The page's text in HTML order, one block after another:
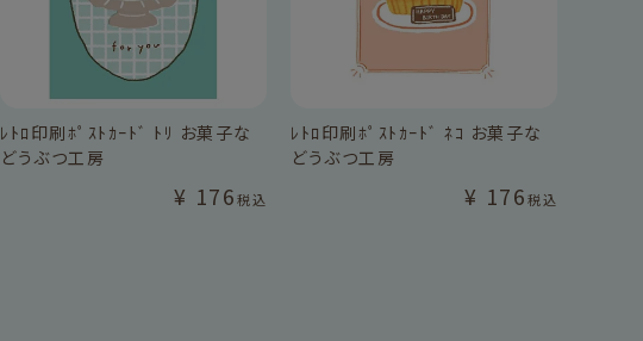
ﾚﾄﾛ印刷ﾎﾟｽﾄｶｰﾄﾞ ﾄﾘ お菓子な
どうぶつ工房
¥ 176税込
ﾚﾄﾛ印刷ﾎﾟｽﾄｶｰﾄﾞ ﾈｺ お菓子な
どうぶつ工房
¥ 176税込